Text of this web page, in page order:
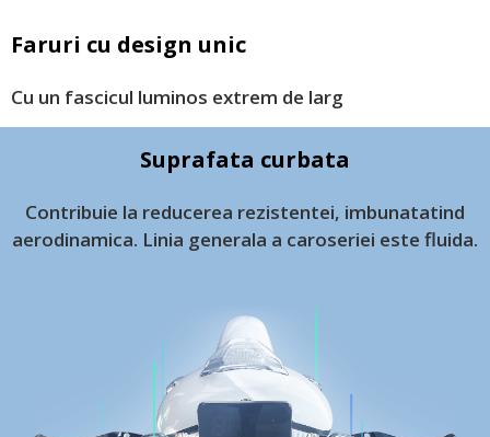
Faruri cu design unic
Cu un fascicul luminos extrem de larg
Suprafata curbata
Contribuie la reducerea rezistentei, imbunatatind
aerodinamica. Linia generala a caroseriei este fluida.